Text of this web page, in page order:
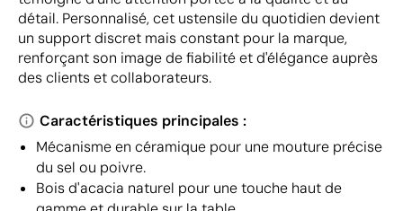
détail. Personnalisé, cet ustensile du quotidien devient
un support discret mais constant pour la marque,
renforçant son image de fiabilité et d'élégance auprès
des clients et collaborateurs.
Caractéristiques principales :
Mécanisme en céramique pour une mouture précise
du sel ou poivre.
Bois d'acacia naturel pour une touche haut de